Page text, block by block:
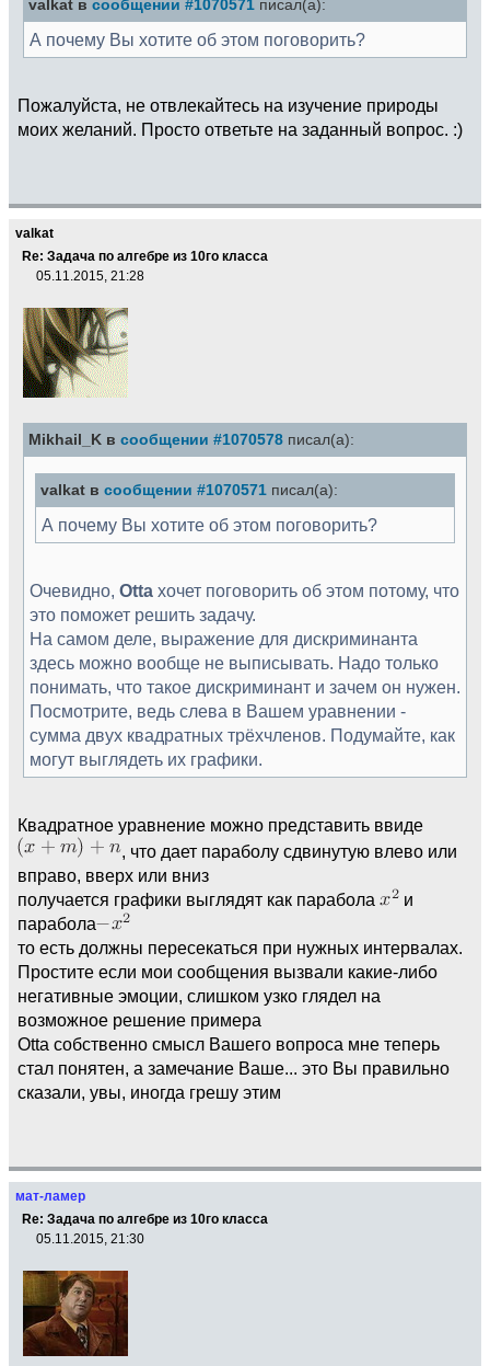
valkat в сообщении #1070571 писал(а):
А почему Вы хотите об этом поговорить?
Пожалуйста, не отвлекайтесь на изучение природы
моих желаний. Просто ответьте на заданный вопрос. :)
valkat
Re: Задача по алгебре из 10го класса
05.11.2015, 21:28
Mikhail_K в сообщении #1070578 писал(а):
valkat в сообщении #1070571 писал(а):
А почему Вы хотите об этом поговорить?
Очевидно, Otta хочет поговорить об этом потому, что
это поможет решить задачу.
На самом деле, выражение для дискриминанта
здесь можно вообще не выписывать. Надо только
понимать, что такое дискриминант и зачем он нужен.
Посмотрите, ведь слева в Вашем уравнении -
сумма двух квадратных трёхчленов. Подумайте, как
могут выглядеть их графики.
Квадратное уравнение можно представить ввиде
, что дает параболу сдвинутую влево или
вправо, вверх или вниз
получается графики выглядят как парабола
и
парабола
то есть должны пересекаться при нужных интервалах.
Простите если мои сообщения вызвали какие-либо
негативные эмоции, слишком узко глядел на
возможное решение примера
Otta собственно смысл Вашего вопроса мне теперь
стал понятен, а замечание Ваше... это Вы правильно
сказали, увы, иногда грешу этим
мат-ламер
Re: Задача по алгебре из 10го класса
05.11.2015, 21:30